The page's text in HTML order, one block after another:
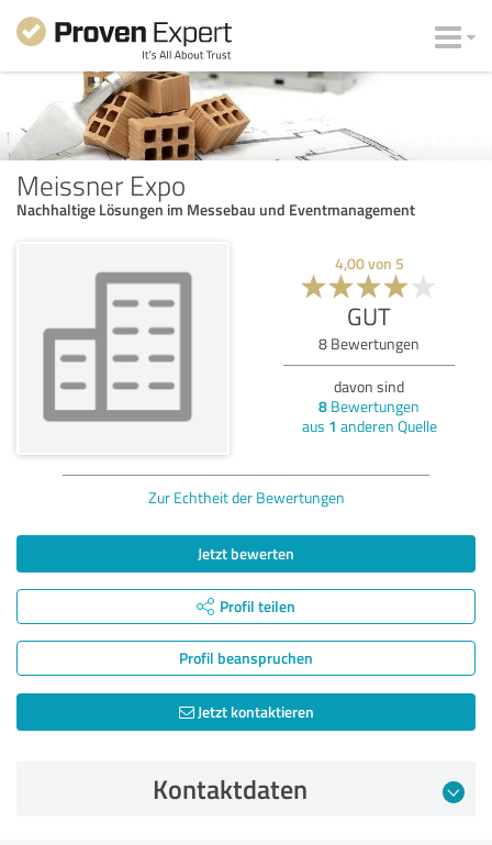
Meissner Expo
Nachhaltige Lösungen im Messebau und Eventmanagement
4,00von 5
GUT
8 Bewertungen
davon sind
8 Bewertungen
aus 1 anderen Quelle
Zur Echtheit der Bewertungen
Jetzt bewerten
Profil teilen
Profil beanspruchen
Jetzt kontaktieren
Kontaktdaten